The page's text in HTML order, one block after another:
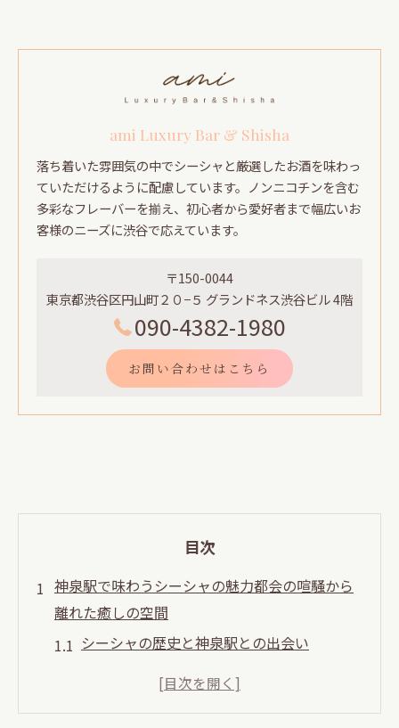
ami Luxury Bar & Shisha
落ち着いた雰囲気の中でシーシャと厳選したお酒を味わっ
ていただけるように配慮しています。ノンニコチンを含む
多彩なフレーバーを揃え、初心者から愛好者まで幅広いお
客様のニーズに渋谷で応えています。
〒150-0044
東京都渋谷区円山町２０−５ グランドネス渋谷ビル 4階
090-4382-1980
お問い合わせはこちら
目次
神泉駅で味わうシーシャの魅力都会の喧騒から
離れた癒しの空間
シーシャの歴史と神泉駅との出会い
神泉駅周辺の静寂な環境とその魅力